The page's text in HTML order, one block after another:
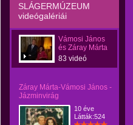
SLÁGERMÚZEUM
videógalériái
Vámosi János
és Záray Márta
83 videó
Záray Márta-Vámosi János -
Jázminvirág
10 éve
Látták:524